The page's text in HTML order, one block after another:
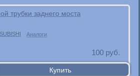
трубки заднего моста
Аналоги
100 руб.